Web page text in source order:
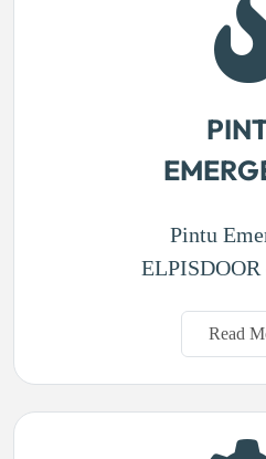
Pintu
ELPISDOOR
Read